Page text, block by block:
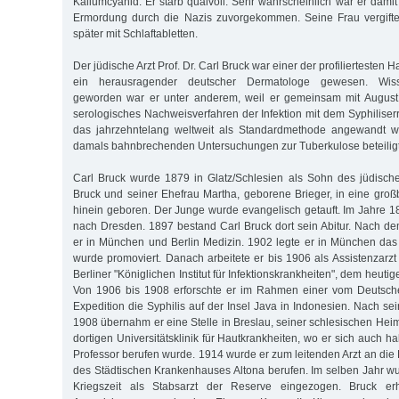
Ermordung durch die Nazis zuvorgekommen. Seine Frau
später mit Schlaftabletten.
Der jüdische Arzt Prof. Dr. Carl Bruck war einer der profiliertesten
ein herausragender deutscher Dermatologe gewesen.
geworden war er unter anderem, weil er gemeinsam mit
serologisches Nachweisverfahren der Infektion mit dem
das jahrzehntelang weltweit als Standardmethode angewandt
damals bahnbrechenden Untersuchungen zur Tuberkulose
Carl Bruck wurde 1879 in Glatz/Schlesien als Sohn des
Bruck und seiner Ehefrau Martha, geborene Brieger, in eine
hinein geboren. Der Junge wurde evangelisch getauft. Im Jahre
nach Dresden. 1897 bestand Carl Bruck dort sein Abitur. Nach
er in München und Berlin Medizin. 1902 legte er in München
wurde promoviert. Danach arbeitete er bis 1906 als
Berliner "Königlichen Institut für Infektionskrankheiten", dem
Von 1906 bis 1908 erforschte er im Rahmen einer vom
Expedition die Syphilis auf der Insel Java in Indonesien. Nach
1908 übernahm er eine Stelle in Breslau, seiner schlesischen
dortigen Universitätsklinik für Hautkrankheiten, wo er sich auch
Professor berufen wurde. 1914 wurde er zum leitenden Arzt an
des Städtischen Krankenhauses Altona berufen. Im selben Jahr
Kriegszeit als Stabsarzt der Reserve eingezogen. Bruck